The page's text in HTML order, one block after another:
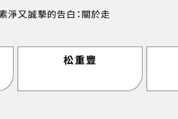
淨又誠摯的告白：關於走
松重豐